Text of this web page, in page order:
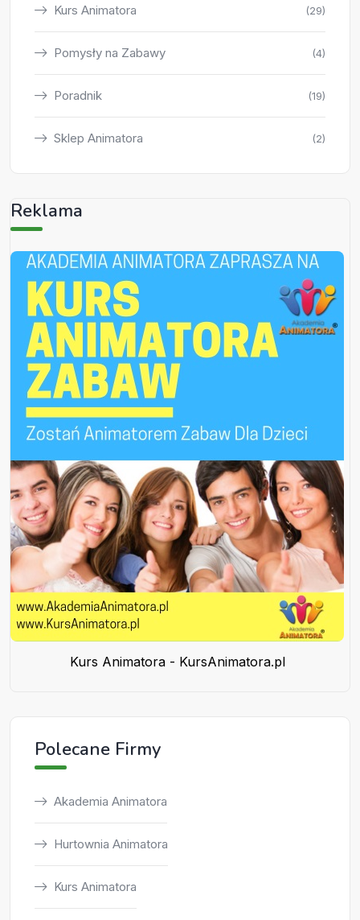
Kurs Animatora (29)
Pomysły na Zabawy (4)
Poradnik (19)
Sklep Animatora (2)
Reklama
Kurs Animatora - KursAnimatora.pl
Polecane Firmy
Akademia Animatora
Hurtownia Animatora
Kurs Animatora